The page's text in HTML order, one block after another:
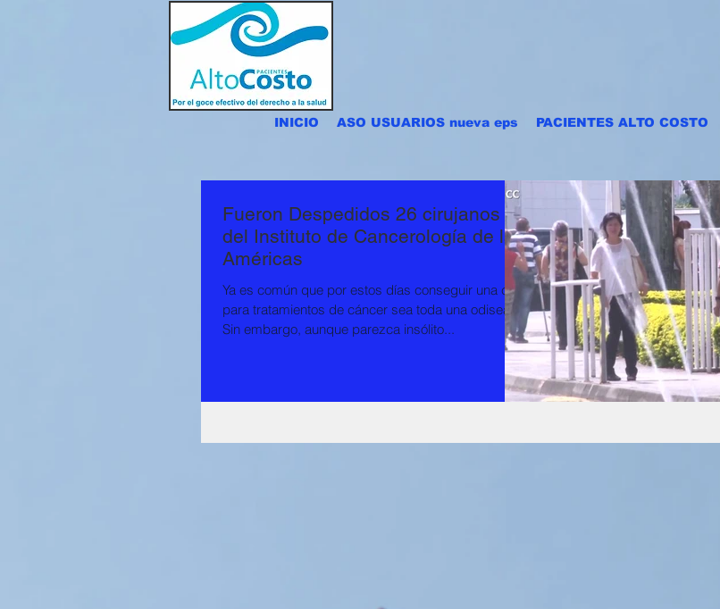
INICIO ASO USUARIOS nueva eps PACIENTES ALTO COSTO
Fueron Despedidos 26 cirujanos
del Instituto de Cancerología de las
Américas
Ya es común que por estos días conseguir una cita
para tratamientos de cáncer sea toda una odisea.
Sin embargo, aunque parezca insólito...